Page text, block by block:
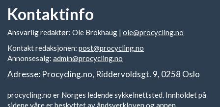
Kontaktinfo
Ansvarlig redaktør: Ole Brokhaug | ole@procycling.no
Kontakt redaksjonen: post@procycling.no
Annonsesalg: admin@procycling.no
Adresse: Procycling.no, Riddervoldsgt. 9, 0258 Oslo
procycling.no er Norges ledende sykkelnettsted. Innholdet på
sidene våre er beskyttet av åndsverkloven og annen